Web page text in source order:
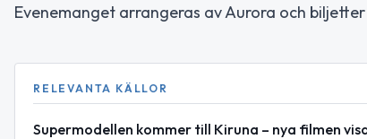
Evenemanget arrangeras av Aurora och
RELEVANTA KÄLLOR
Supermodellen kommer till Kiruna – nya filmen